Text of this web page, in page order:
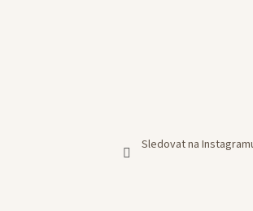
Sledovat na